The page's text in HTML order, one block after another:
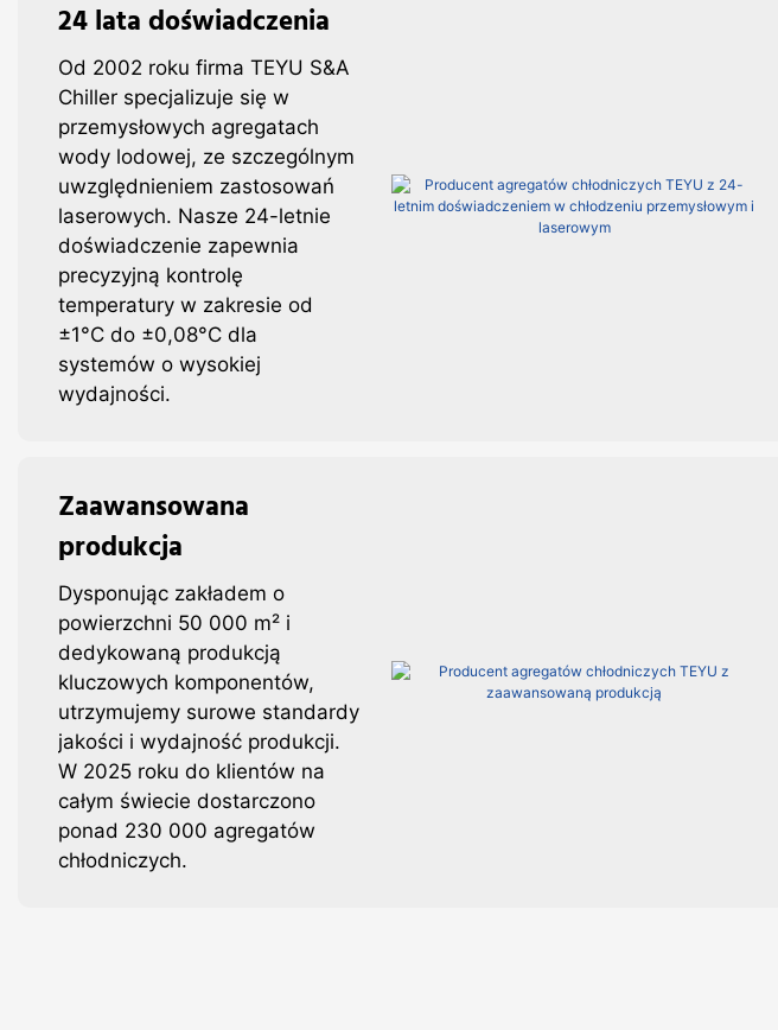
24 lata doświadczenia
Od 2002 roku firma TEYU S&A
Chiller specjalizuje się w
przemysłowych agregatach
wody lodowej, ze szczególnym
uwzględnieniem zastosowań
laserowych. Nasze 24-letnie
doświadczenie zapewnia
precyzyjną kontrolę
temperatury w zakresie od
±1°C do ±0,08°C dla
systemów o wysokiej
wydajności.
Zaawansowana
produkcja
Dysponując zakładem o
powierzchni 50 000 m² i
dedykowaną produkcją
kluczowych komponentów,
utrzymujemy surowe standardy
jakości i wydajność produkcji.
W 2025 roku do klientów na
całym świecie dostarczono
ponad 230 000 agregatów
chłodniczych.